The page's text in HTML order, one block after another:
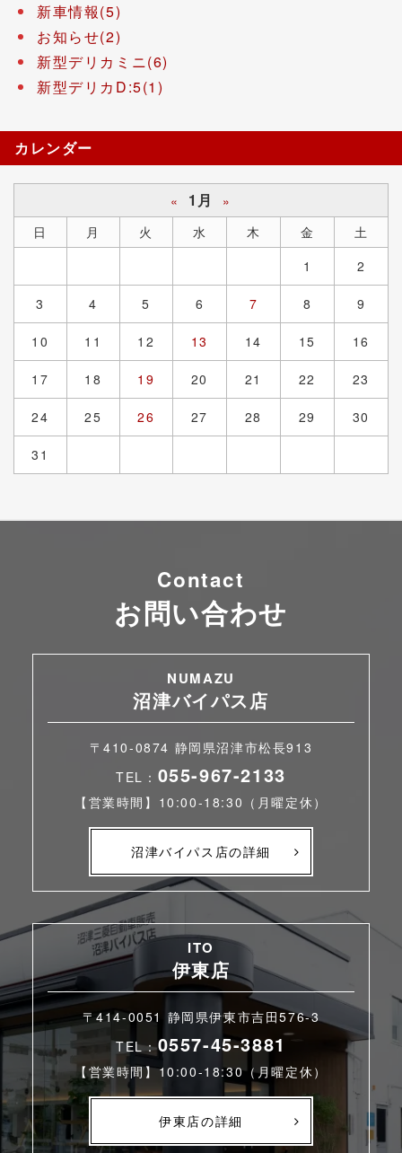
新車情報(5)
お知らせ(2)
新型デリカミニ(6)
新型デリカD:5(1)
カレンダー
« 1月
»
日
月 火 水 木 金
土
1
2
3 4 5 6 7 8 9
10 11 12 13 14 15 16
17 18 19 20 21 22 23
24 25 26 27 28 29 30
31
Contact
お問い合わせ
NUMAZU
沼津バイパス店
〒410-0874 静岡県沼津市松長913
TEL： 055-967-2133
【営業時間】10:00-18:30（月曜定休）
沼津バイパス店の詳細
ITO
伊東店
〒414-0051 静岡県伊東市吉田576-3
TEL：0557-45-3881
【営業時間】10:00-18:30（月曜定休）
伊東店の詳細